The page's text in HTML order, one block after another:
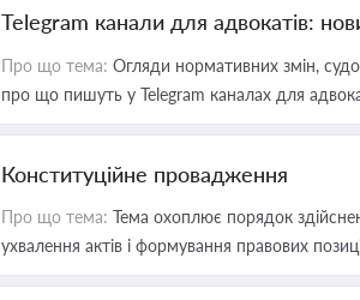
Telegram канали для адвокатів:
Про що тема: Огляди нормативних змін,
про що пишуть у Telegram каналах для
Конституційне провадження
Про що тема: Тема охоплює порядок
ухвалення актів і формування правових